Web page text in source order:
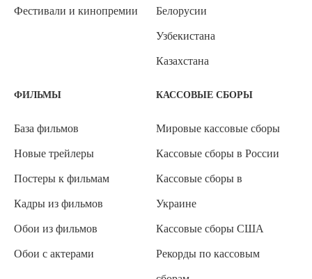
Фестивали и кинопремии Белорусии
Узбекистана
Казахстана
ФИЛЬМЫ
База фильмов
Новые трейлеры
Постеры к фильмам
Кадры из фильмов
Обои из фильмов
Обои с актерами
КАССОВЫЕ СБОРЫ
Мировые кассовые сборы
Кассовые сборы в России
Кассовые сборы в
Украине
Кассовые сборы США
Рекорды по кассовым